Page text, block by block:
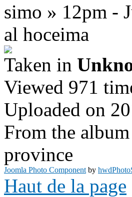
simo » 12pm -
al hoceima
Taken in
Viewed 971
Uploaded on
From the album
province
Joomla Photo Component by
Haut de la page